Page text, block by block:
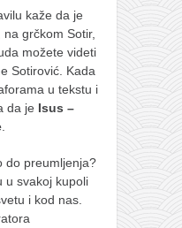
kaže da je
grčkom Sotir,
možete videti
Sotirović. Kada
u tekstu i
da je Isus –
do preumljenja?
u svakoj kupoli
i kod nas.